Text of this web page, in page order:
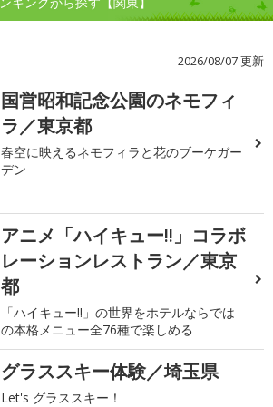
2026/08/07 更新
国営昭和記念公園のネモフィ
ラ／東京都
春空に映えるネモフィラと花のブーケガー
デン
アニメ「ハイキュー!!」コラボ
レーションレストラン／東京
都
「ハイキュー!!」の世界をホテルならでは
の本格メニュー全76種で楽しめる
グラススキー体験／埼玉県
Let's グラススキー！